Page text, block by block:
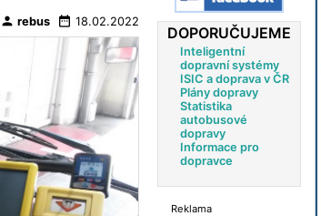
person rebus date_range 18.02.2022
DOPORUČUJEME
Inteligentní
dopravní systémy
ISIC a doprava v ČR
Plány dopravy
Statistika
autobusové
dopravy
Informace pro
dopravce
Reklama